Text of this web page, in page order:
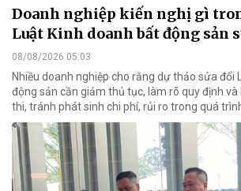
Doanh nghiệp kiến nghị gì
Luật Kinh doanh bất động sản
08/08/2026 05:03
Nhiều doanh nghiệp cho rằng dự thảo sửa đổi
động sản cần giảm thủ tục, làm rõ quy định
thi, tránh phát sinh chi phí, rủi ro trong quá